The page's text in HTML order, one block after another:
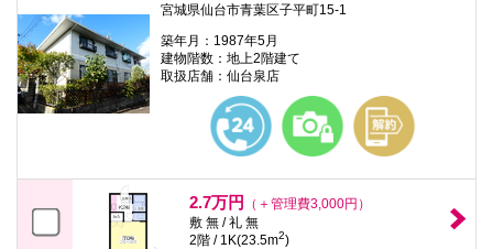
宮城県仙台市青葉区子平町15-1
築年月：1987年5月
建物階数：地上2階建て
取扱店舗：仙台泉店
2.7万円
（＋管理費3,000円）
敷 無 / 礼 無
2階 / 1K(23.5m2)